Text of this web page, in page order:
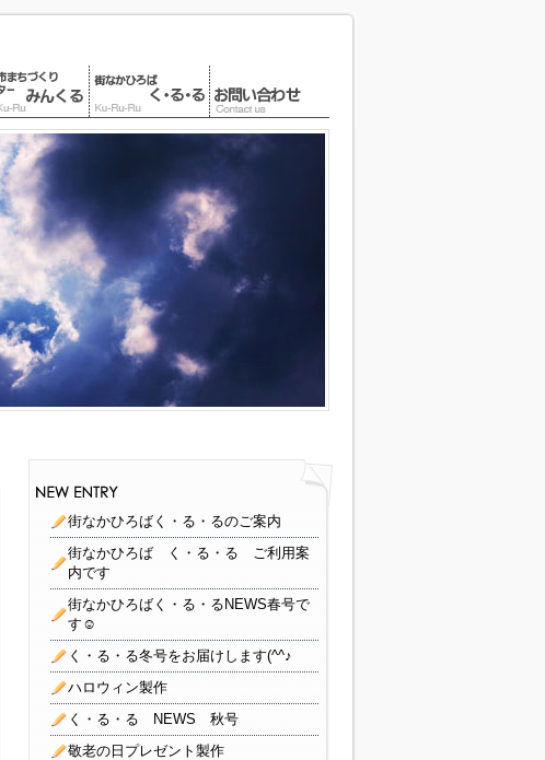
街なかひろばく・る・るのご案内
街なかひろば く・る・る ご利用案
内です
街なかひろばく・る・るNEWS春号で
す☺
く・る・る冬号をお届けします(^^♪
ハロウィン製作
く・る・る NEWS 秋号
敬老の日プレゼント製作